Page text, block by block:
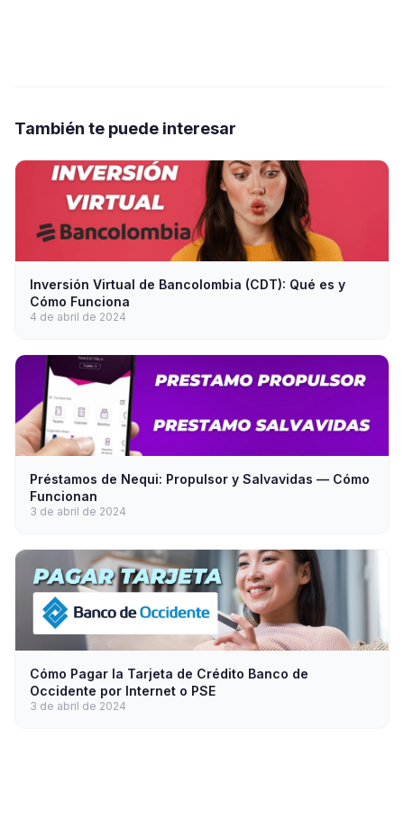
También te puede interesar
Inversión Virtual de Bancolombia (CDT): Qué es y
Cómo Funciona
4 de abril de 2024
Préstamos de Nequi: Propulsor y Salvavidas — Cómo
Funcionan
3 de abril de 2024
Cómo Pagar la Tarjeta de Crédito Banco de
Occidente por Internet o PSE
3 de abril de 2024